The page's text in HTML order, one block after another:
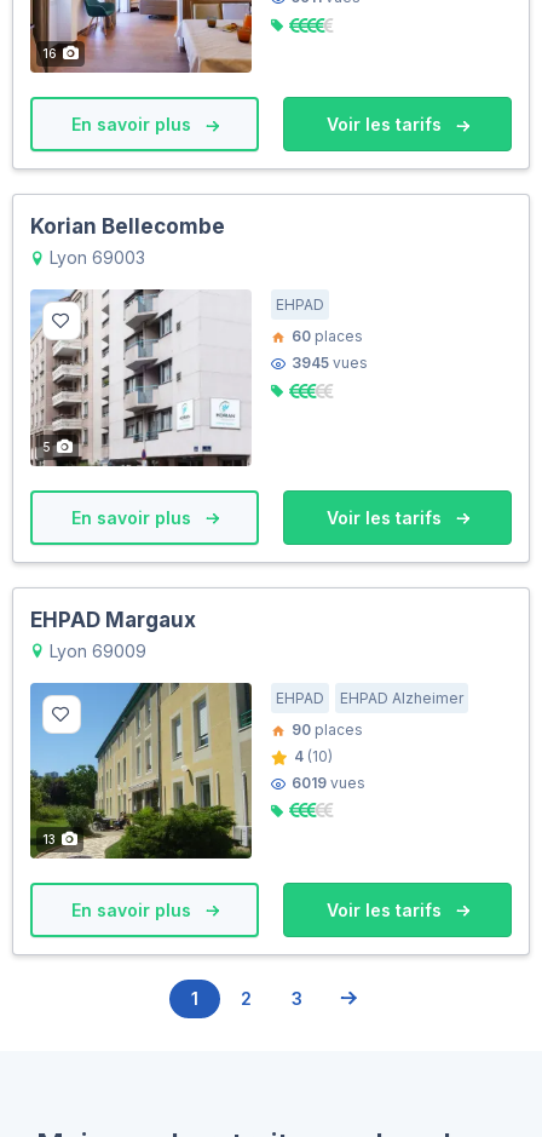
16
En savoir plus Voir les tarifs
Korian Bellecombe
Lyon 69003
5
EHPAD
60 places
3945 vues
En savoir plus Voir les tarifs
EHPAD Margaux
Lyon 69009
13
EHPAD
EHPAD Alzheimer
90 places
4 (10)
6019 vues
En savoir plus Voir les tarifs
1 2 3